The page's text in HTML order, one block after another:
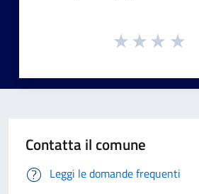
Contatta il comune
Leggi le domande frequenti